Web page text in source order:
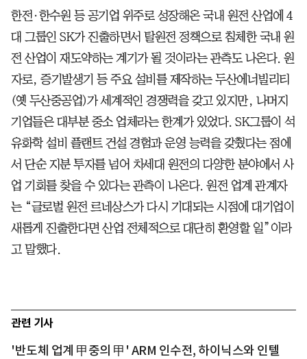
한전·한수원 등 공기업 위주로 성장해온 국내 원전 산업에 4
대 그룹인 SK가 진출하면서 탈원전 정책으로 침체한 국내 원
전 산업이 재도약하는 계기가 될 것이라는 관측도 나온다. 원
자로, 증기발생기 등 주요 설비를 제작하는 두산에너빌리티
(옛 두산중공업)가 세계적인 경쟁력을 갖고 있지만, 나머지
기업들은 대부분 중소 업체라는 한계가 있었다. SK그룹이 석
유화학 설비 플랜트 건설 경험과 운영 능력을 갖췄다는 점에
서 단순 지분 투자를 넘어 차세대 원전의 다양한 분야에서 사
업 기회를 찾을 수 있다는 관측이 나온다. 원전 업계 관계자
는 “글로벌 원전 르네상스가 다시 기대되는 시점에 대기업이
새롭게 진출한다면 산업 전체적으로 대단히 환영할 일”이라
고 말했다.
관련 기사
'반도체 업계 甲중의 甲' ARM 인수전, 하이닉스와 인텔